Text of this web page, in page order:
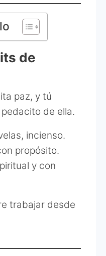
de
paz, y tú
de ella.
incienso.
propósito.
y con
trabajar desde